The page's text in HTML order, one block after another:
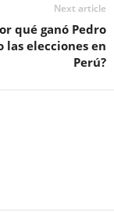
Next article
qué ganó Pedro
las elecciones en
Perú?